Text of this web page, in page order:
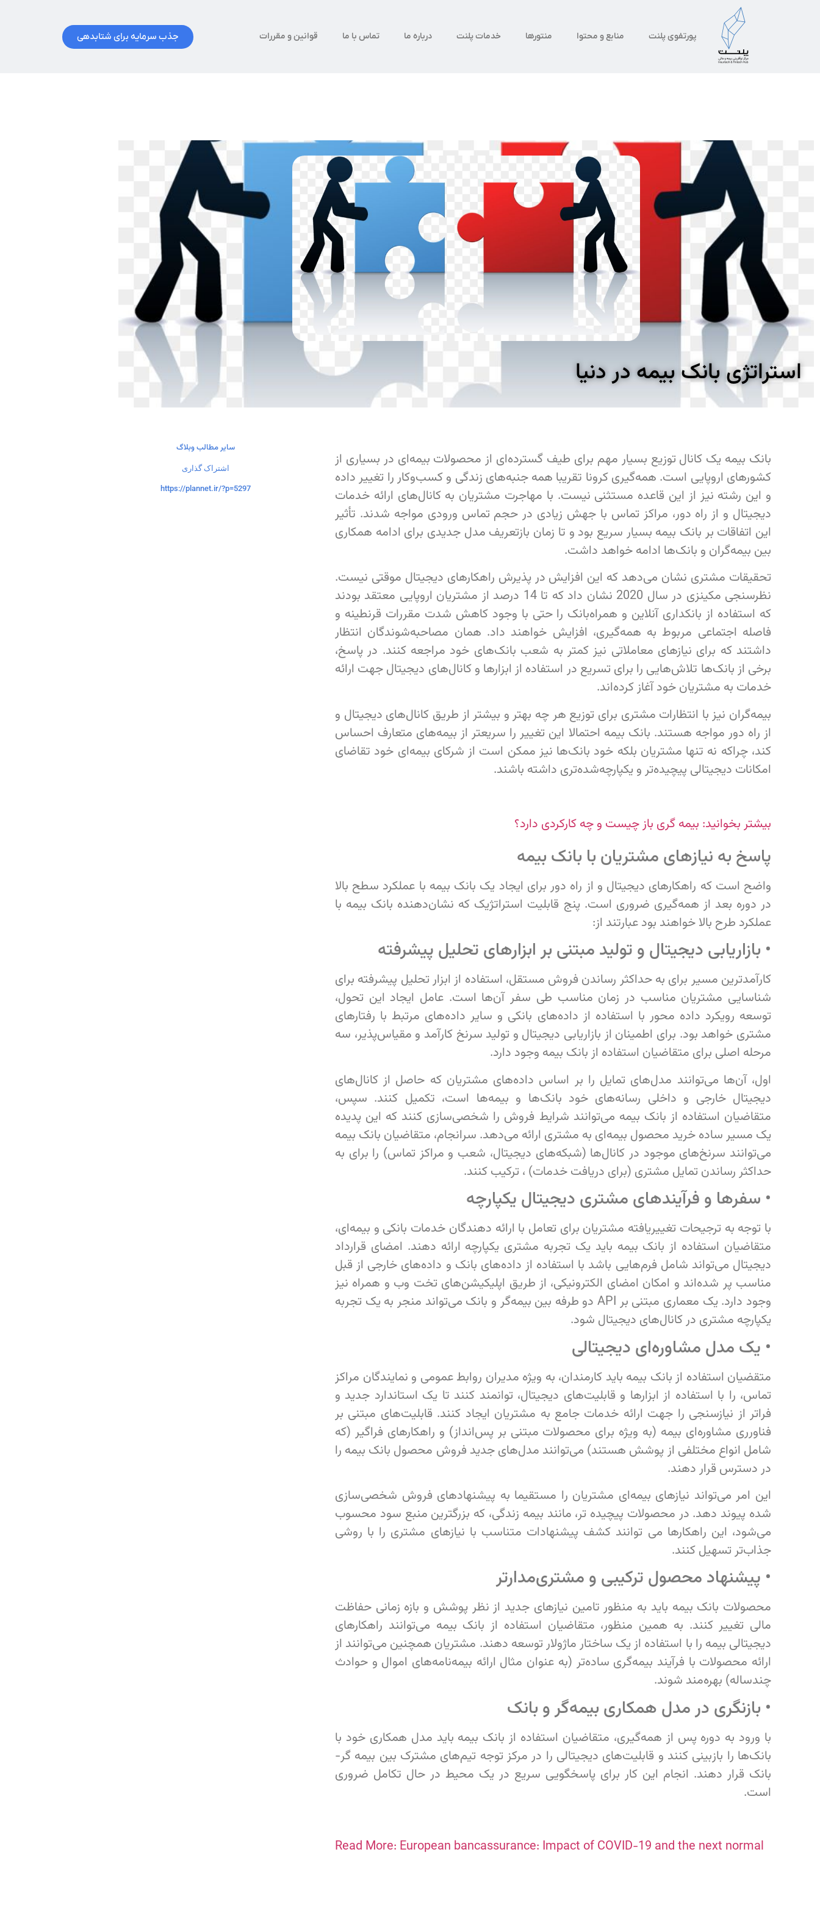
پورتفوی پلنت منابع و محتوا منتورها خدمات پلنت درباره ما تماس با ما قوانین و مقررات جذب سرمایه برای شتابدهی
استراتژی بانک بیمه در دنیا
بانک بیمه یک کانال توزیع بسیار مهم برای طیف گسترده‌ای از محصولات بیمه‌ای در بسیاری از
کشورهای اروپایی است. همه‌گیری کرونا تقریبا همه جنبه‌های زندگی و کسب‌وکار را تغییر داده
و این رشته نیز از این قاعده مستثنی نیست. با مهاجرت مشتریان به کانال‌های ارائه خدمات
دیجیتال و از راه دور، مراکز تماس با جهش زیادی در حجم تماس ورودی مواجه شدند. تأثیر
این اتفاقات بر بانک بیمه بسیار سریع بود و تا زمان بازتعریف مدل جدیدی برای ادامه همکاری
بین بیمه‌گران و بانک‌ها ادامه خواهد داشت.
تحقیقات مشتری نشان می‌دهد که این افزایش در پذیرش راهکارهای دیجیتال موقتی نیست.
نظرسنجی مکینزی در سال 2020 نشان داد که تا 14 درصد از مشتریان اروپایی معتقد بودند
که استفاده از بانکداری آنلاین و همراه‌بانک را حتی با وجود کاهش شدت مقررات قرنطینه و
فاصله اجتماعی مربوط به همه‌گیری، افزایش خواهند داد. همان مصاحبه‌شوندگان انتظار
داشتند که برای نیازهای معاملاتی نیز کمتر به شعب بانک‌های خود مراجعه کنند. در پاسخ،
برخی از بانک‌ها تلاش‌هایی را برای تسریع در استفاده از ابزارها و کانال‌های دیجیتال جهت ارائه
خدمات به مشتریان خود آغاز کرده‌اند.
بیمه‌گران نیز با انتظارات مشتری برای توزیع هر چه بهتر و بیشتر از طریق کانال‌های دیجیتال و
از راه دور مواجه هستند. بانک بیمه احتمالا این تغییر را سریعتر از بیمه‌های متعارف احساس
کند، چراکه نه تنها مشتریان بلکه خود بانک‌ها نیز ممکن است از شرکای بیمه‌ای خود تقاضای
امکانات دیجیتالی پیچیده‌تر و یکپارچه‌شده‌تری داشته باشند.
بیشتر بخوانید: بیمه گری باز چیست و چه کارکردی دارد؟
پاسخ به نیازهای مشتریان با بانک بیمه
واضح است که راهکارهای دیجیتال و از راه دور برای ایجاد یک بانک بیمه با عملکرد سطح بالا
در دوره بعد از همه‌گیری ضروری است. پنج قابلیت استراتژیک که نشان‌دهنده بانک بیمه با
عملکرد طرح بالا خواهند بود عبارتند از:
• بازاریابی دیجیتال و تولید مبتنی بر ابزارهای تحلیل پیشرفته
کارآمدترین مسیر برای به حداکثر رساندن فروش مستقل، استفاده از ابزار تحلیل پیشرفته برای
شناسایی مشتریان مناسب در زمان مناسب طی سفر آن‌ها است. عامل ایجاد این تحول،
توسعه رویکرد داده محور با استفاده از داده‌های بانکی و سایر داده‌های مرتبط با رفتارهای
مشتری خواهد بود. برای اطمینان از بازاریابی دیجیتال و تولید سرنخ کارآمد و مقیاس‌پذیر، سه
مرحله اصلی برای متقاضیان استفاده از بانک بیمه وجود دارد.
اول، آن‌ها می‌توانند مدل‌های تمایل را بر اساس داده‌های مشتریان که حاصل از کانال‌های
دیجیتال خارجی و داخلی رسانه‌های خود بانک‌ها و بیمه‌ها است، تکمیل کنند. سپس،
متقاضیان استفاده از بانک بیمه می‌توانند شرایط فروش را شخصی‌سازی کنند که این پدیده
یک مسیر ساده خرید محصول بیمه‌ای به مشتری ارائه می‌دهد. سرانجام، متقاضیان بانک بیمه
می‌توانند سرنخ‌های موجود در کانال‌ها (شبکه‌های دیجیتال، شعب و مراکز تماس) را برای به
حداکثر رساندن تمایل مشتری (برای دریافت خدمات) ، ترکیب کنند.
• سفرها و فرآیندهای مشتری دیجیتال یکپارچه
با توجه به ترجیحات تغییریافته مشتریان برای تعامل با ارائه دهندگان خدمات بانکی و بیمه‌ای،
متقاضیان استفاده از بانک بیمه باید یک تجربه مشتری یکپارچه ارائه دهند. امضای قرارداد
دیجیتال می‌تواند شامل فرم‌هایی باشد با استفاده از داده‌های بانک و داده‌های خارجی از قبل
مناسب پر شده‌اند و امکان امضای الکترونیکی، از طریق اپلیکیشن‌های تخت وب و همراه نیز
وجود دارد. یک معماری مبتنی بر API دو طرفه بین بیمه‌گر و بانک می‌تواند منجر به یک تجربه
یکپارچه مشتری در کانال‌های دیجیتال شود.
• یک مدل مشاوره‌ای دیجیتالی
متقضیان استفاده از بانک بیمه باید کارمندان، به ویژه مدیران روابط عمومی و نمایندگان مراکز
تماس، را با استفاده از ابزارها و قابلیت‌های دیجیتال، توانمند کنند تا یک استاندارد جدید و
فراتر از نیازسنجی را جهت ارائه خدمات جامع به مشتریان ایجاد کنند. قابلیت‌های مبتنی بر
فناورری مشاوره‌ای بیمه (به ویژه برای محصولات مبتنی بر پس‌انداز) و راهکارهای فراگیر (که
شامل انواع مختلفی از پوشش هستند) می‌توانند مدل‌های جدید فروش محصول بانک بیمه را
در دسترس قرار دهند.
این امر می‌تواند نیازهای بیمه‌ای مشتریان را مستقیما به پیشنهادهای فروش شخصی‌سازی
شده پیوند دهد. در محصولات پیچیده تر، مانند بیمه زندگی، که بزرگترین منبع سود محسوب
می‌شود، این راهکارها می توانند کشف پیشنهادات متناسب با نیازهای مشتری را با روشی
جذاب‌تر تسهیل کنند.
• پیشنهاد محصول ترکیبی و مشتری‌مدارتر
محصولات بانک بیمه باید به منظور تامین نیازهای جدید از نظر پوشش و بازه‌ زمانی حفاظت
مالی تغییر کنند. به همین منظور، متقاضیان استفاده از بانک بیمه می‌توانند راهکارهای
دیجیتالی بیمه را با استفاده از یک ساختار ماژولار توسعه دهند. مشتریان همچنین می‌توانند از
ارائه محصولات با فرآیند بیمه‌گری ساده‌تر (به عنوان مثال ارائه بیمه‌نامه‌های اموال و حوادث
چندساله) بهره‌مند شوند.
• بازنگری در مدل همکاری بیمه‌گر و بانک
با ورود به دوره پس از همه‌گیری، متقاضیان استفاده از بانک بیمه باید مدل همکاری خود با
بانک‌ها را بازبینی کنند و قابلیت‌های دیجیتالی را در مرکز توجه تیم‌های مشترک بین بیمه گر-
بانک قرار دهند. انجام این کار برای پاسخگویی سریع در یک محیط در حال تکامل ضروری
است.
Read More: European bancassurance: Impact of COVID-19 and the next normal
سایر مطالب وبلاگ
اشتراک گذاری
https://plannet.ir/?p=5297